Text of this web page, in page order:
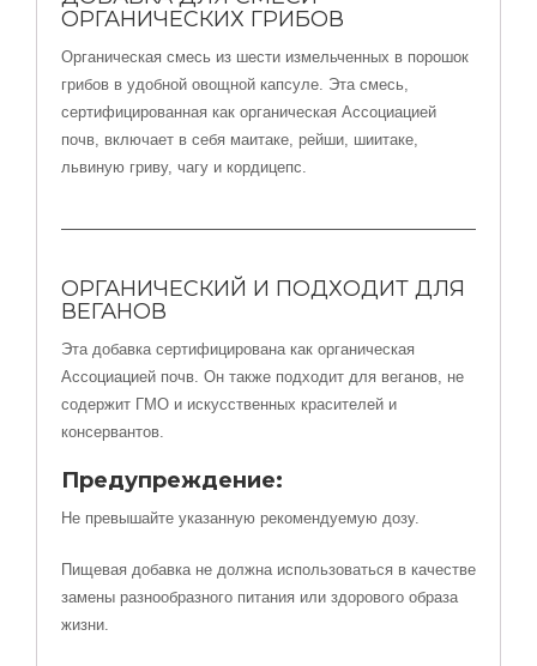
ОРГАНИЧЕСКИХ ГРИБОВ
Органическая смесь из шести измельченных в порошок
грибов в удобной овощной капсуле. Эта смесь,
сертифицированная как органическая Ассоциацией
почв, включает в себя маитаке, рейши, шиитаке,
львиную гриву, чагу и кордицепс.
ОРГАНИЧЕСКИЙ И ПОДХОДИТ ДЛЯ
ВЕГАНОВ
Эта добавка сертифицирована как органическая
Ассоциацией почв. Он также подходит для веганов, не
содержит ГМО и искусственных красителей и
консервантов.
Предупреждение:
Не превышайте указанную рекомендуемую дозу.
Пищевая добавка не должна использоваться в качестве
замены разнообразного питания или здорового образа
жизни.